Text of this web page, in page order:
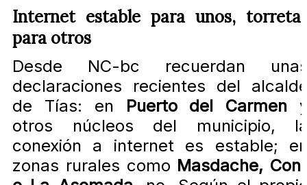
Internet estable para unos,
para otros
Desde NC-bc recuerdan
declaraciones recientes del
de Tías: en Puerto del Carmen
otros núcleos del municipio,
conexión a internet es estable;
zonas rurales como Masdache,